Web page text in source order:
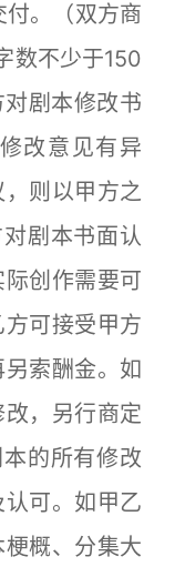
。（双方商
数不少于150
剧本修改书
改意见有异
则以甲方之
剧本书面认
创作需要可
可接受甲方
索酬金。如
，另行商定
的所有修改
可。如甲乙
概、分集大